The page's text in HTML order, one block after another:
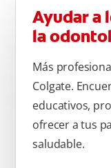
Ayudar a
la
Más
Colgate.
educativos,
ofrecer a tus
saludable.